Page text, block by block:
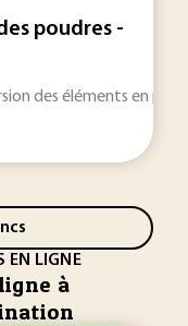
poudres -
des éléments en
EN LIGNE
à